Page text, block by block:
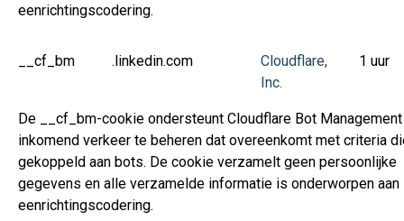
eenrichtingscodering.
__cf_bm .linkedin.com
Cloudflare,
Inc.
1 uur
De __cf_bm-cookie ondersteunt Cloudflare Bot
inkomend verkeer te beheren dat overeenkomt met criteria
gekoppeld aan bots. De cookie verzamelt geen persoonlijke
gegevens en alle verzamelde informatie is onderworpen aan
eenrichtingscodering.